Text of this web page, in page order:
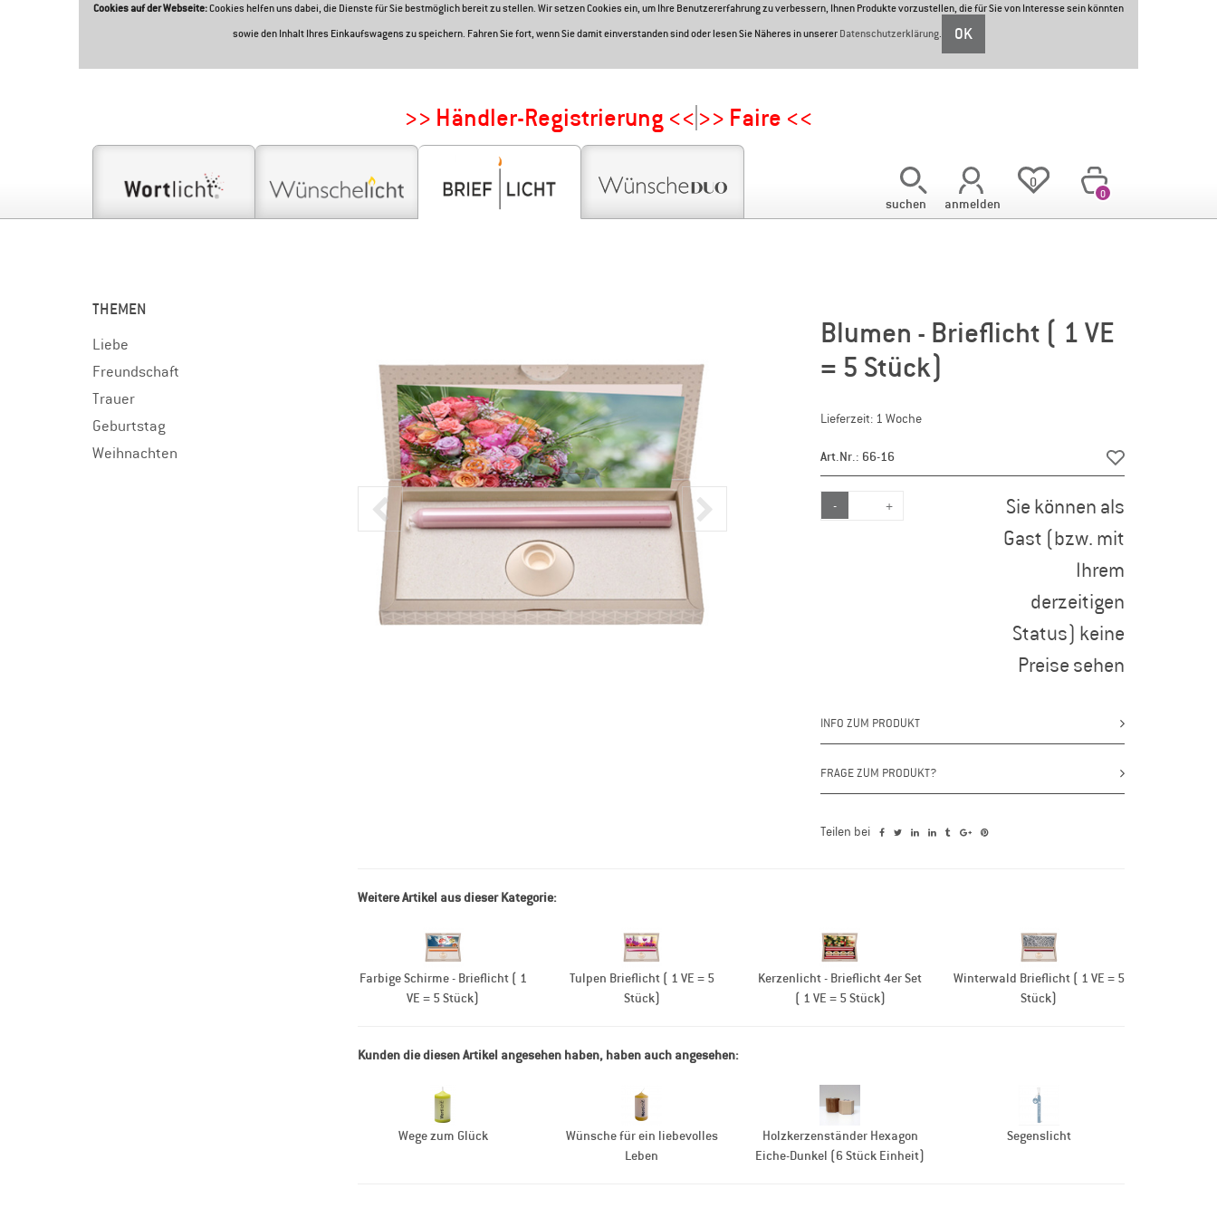
Cookies auf der Webseite:Cookies helfen uns dabei, die Dienste für Sie bestmöglich bereit zu stellen. Wir setzen Cookies ein, um Ihre Benutzererfahrung zu verbessern, Ihnen Produkte vorzustellen, die für Sie von Interesse sein könnten
sowie den Inhalt Ihres Einkaufswagens zu speichern. Fahren Sie fort, wenn Sie damit einverstanden sind oder lesen Sie Näheres in unsererDatenschutzerklärung. OK
>> Händler-Registrierung << >> Faire <<
suchen anmelden
0
0
Blumen - Brieflicht ( 1 VE
= 5 Stück)
Lieferzeit: 1 Woche
Art.Nr.: 66-16
- +
Sie können als
Gast (bzw. mit
Ihrem
derzeitigen
Status) keine
Preise sehen
INFO ZUM PRODUKT
FRAGE ZUM PRODUKT?
Teilen bei
Weitere Artikel aus dieser Kategorie:
Farbige Schirme - Brieflicht ( 1
VE = 5 Stück)
Tulpen Brieflicht ( 1 VE = 5
Stück)
Kerzenlicht - Brieflicht 4er Set
( 1 VE = 5 Stück)
Winterwald Brieflicht ( 1 VE = 5
Stück)
Kunden die diesen Artikel angesehen haben, haben auch angesehen:
Wege zum Glück
Wünsche für ein liebevolles
Leben
Holzkerzenständer Hexagon
Eiche-Dunkel (6 Stück Einheit)
Segenslicht
THEMEN
Liebe
Freundschaft
Trauer
Geburtstag
Weihnachten